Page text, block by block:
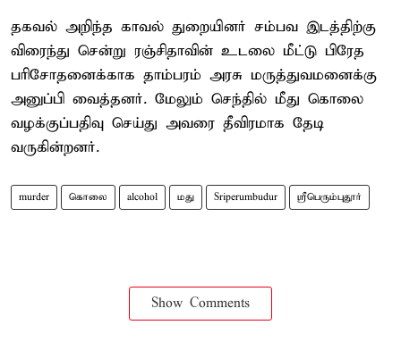
தகவல் அறிந்த காவல் துறையினர் சம்பவ இடத்திற்கு
விரைந்து சென்று ரஞ்சிதாவின் உடலை மீட்டு பிரேத
பரிசோதனைக்காக தாம்பரம் அரசு மருத்துவமனைக்கு
அனுப்பி வைத்தனர். மேலும் செந்தில் மீது கொலை
வழக்குப்பதிவு செய்து அவரை தீவிரமாக தேடி
வருகின்றனர்.
murder கொலை alcohol மது Sriperumbudur ஸ்ரீபெரும்புதூர்
Show Comments